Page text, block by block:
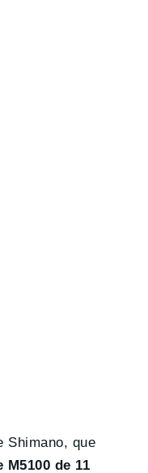
Shimano, que
de 11